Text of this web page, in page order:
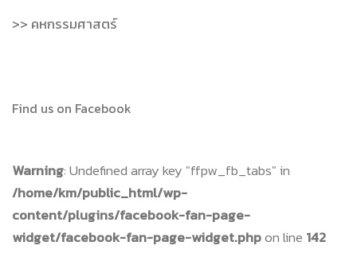
>> คหกรรมศาสตร์
Find us on Facebook
Warning: Undefined array key "ffpw_fb_tabs" in
/home/km/public_html/wp-
content/plugins/facebook-fan-page-
widget/facebook-fan-page-widget.phpon line 142